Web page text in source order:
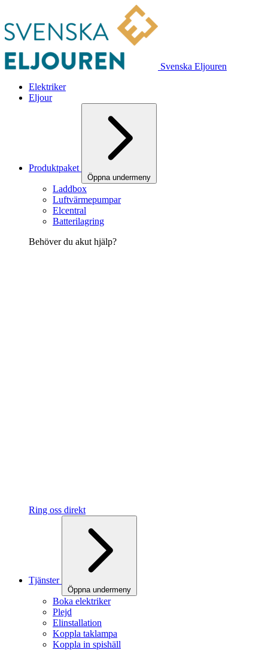
Svenska Eljouren
Elektriker
Eljour
Produktpaket
Öppna undermeny
Laddbox
Luftvärmepumpar
Elcentral
Batterilagring
Behöver du akut hjälp?
Ring oss direkt
Tjänster
Öppna undermeny
Boka elektriker
Plejd
Elinstallation
Koppla taklampa
Koppla in spishäll